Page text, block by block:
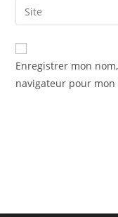
comment
address
comment
Saisir
l’URL
de
votre
(facultatif)
Enregistrer mon
navigateur pour